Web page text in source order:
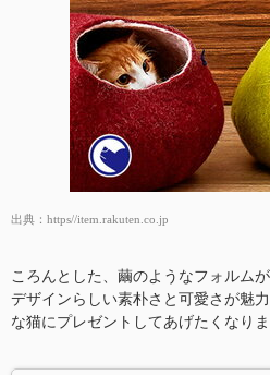
出典： https//item.rakuten.co.jp
ころんとした、繭のようなフォルム
デザインらしい素朴さと可愛さが魅
な猫にプレゼントしてあげたくなりま